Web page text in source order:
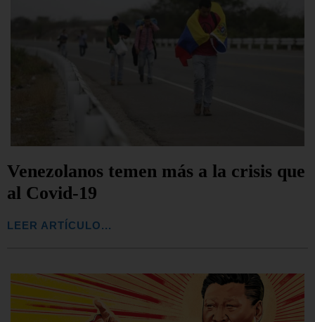
Venezolanos temen más a la crisis que
al Covid-19
LEER ARTÍCULO...